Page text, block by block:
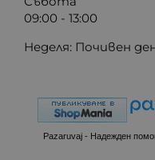
09:00 - 13:00
Неделя: Почивен
Pazaruvaj - Надежден